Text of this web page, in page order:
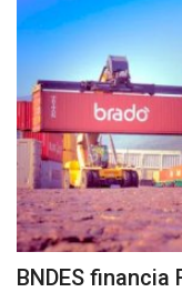
BNDES financia